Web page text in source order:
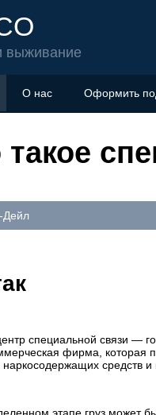
выживание
О нас Оформить
такое
Дейл
специальной связи —
фирма, которая
наркосодержащих средств